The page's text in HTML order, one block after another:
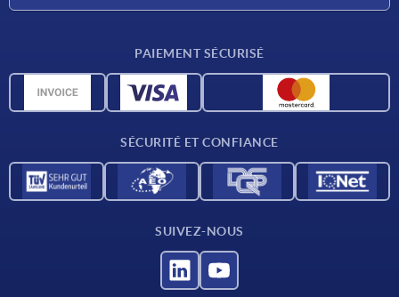
Données CAO
PAIEMENT SÉCURISÉ
SÉCURITÉ ET CONFIANCE
SUIVEZ-NOUS